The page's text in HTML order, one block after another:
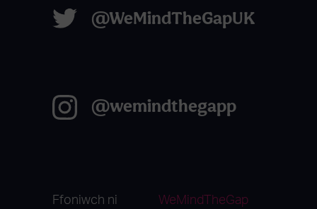
@WeMindTheGapUK
@wemindthegapp
Ffoniwch ni
WeMindTheGap